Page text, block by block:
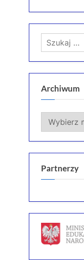
Szukaj:
Archiwum
Archiwum
Partnerzy